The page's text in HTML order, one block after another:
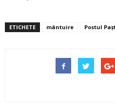
ETICHETE mântuire Postul